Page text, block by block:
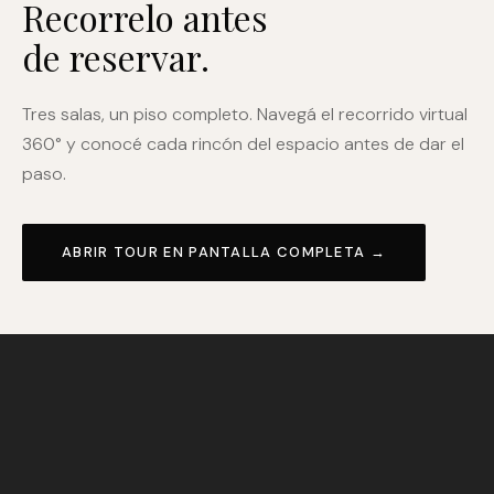
Recorrelo antes
de reservar.
Tres salas, un piso completo. Navegá el recorrido virtual
360° y conocé cada rincón del espacio antes de dar el
paso.
ABRIR TOUR EN PANTALLA COMPLETA →